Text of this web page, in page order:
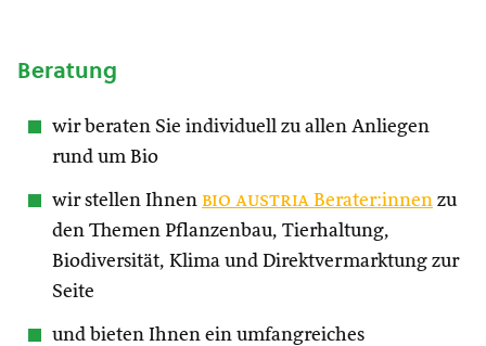
Beratung
wir beraten Sie individuell zu allen Anliegen
rund um Bio
wir stellen Ihnen bio austria Berater:innen zu
den Themen Pflanzenbau, Tierhaltung,
Biodiversität, Klima und Direktvermarktung zur
Seite
und bieten Ihnen ein umfangreiches